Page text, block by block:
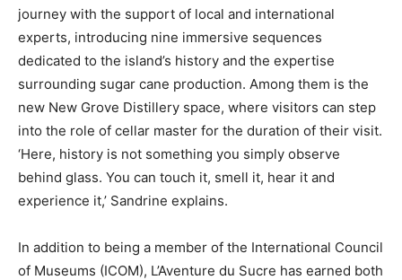
journey with the support of local and international
experts, introducing nine immersive sequences
dedicated to the island’s history and the expertise
surrounding sugar cane production. Among them is the
new New Grove Distillery space, where visitors can step
into the role of cellar master for the duration of their visit.
‘Here, history is not something you simply observe
behind glass. You can touch it, smell it, hear it and
experience it,’ Sandrine explains.
In addition to being a member of the International Council
of Museums (ICOM), L’Aventure du Sucre has earned both